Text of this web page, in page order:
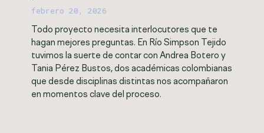
febrero 20, 2026
Todo proyecto necesita interlocutores que te
hagan mejores preguntas. En Río Simpson Tejido
tuvimos la suerte de contar con Andrea Botero y
Tania Pérez Bustos, dos académicas colombianas
que desde disciplinas distintas nos acompañaron
en momentos clave del proceso.